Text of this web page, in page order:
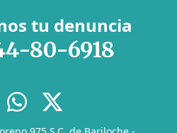
tu denuncia
80-6918